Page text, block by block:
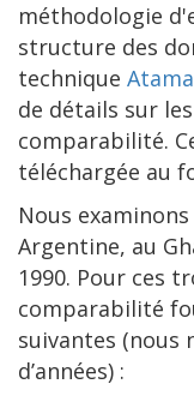
méthodologie
structure des
technique
de détails sur
comparabilité.
téléchargée au
Nous
Argentine, au
1990. Pour ces
comparabilité
suivantes (nous
d’années) :